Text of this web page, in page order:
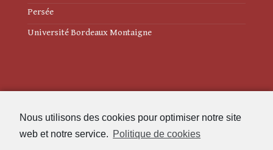
Nous utilisons des cookies pour optimiser notre site
web et notre service. Politique de cookies
Persée
Université Bordeaux Montaigne
Politique de cookies (UE)